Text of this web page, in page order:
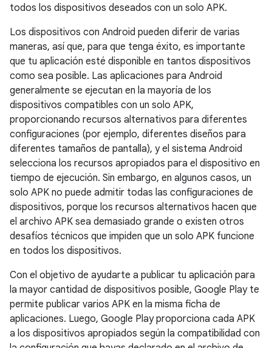
todos los dispositivos deseados con un solo APK.
Los dispositivos con Android pueden diferir de varias
maneras, así que, para que tenga éxito, es importante
que tu aplicación esté disponible en tantos dispositivos
como sea posible. Las aplicaciones para Android
generalmente se ejecutan en la mayoría de los
dispositivos compatibles con un solo APK,
proporcionando recursos alternativos para diferentes
configuraciones (por ejemplo, diferentes diseños para
diferentes tamaños de pantalla), y el sistema Android
selecciona los recursos apropiados para el dispositivo en
tiempo de ejecución. Sin embargo, en algunos casos, un
solo APK no puede admitir todas las configuraciones de
dispositivos, porque los recursos alternativos hacen que
el archivo APK sea demasiado grande o existen otros
desafíos técnicos que impiden que un solo APK funcione
en todos los dispositivos.
Con el objetivo de ayudarte a publicar tu aplicación para
la mayor cantidad de dispositivos posible, Google Play te
permite publicar varios APK en la misma ficha de
aplicaciones. Luego, Google Play proporciona cada APK
a los dispositivos apropiados según la compatibilidad con